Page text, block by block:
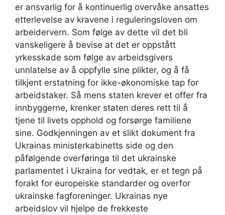
er ansvarlig for å kontinuerlig overvåke ansattes
etterlevelse av kravene i reguleringsloven om
arbeidervern. Som følge av dette vil det bli
vanskeligere å bevise at det er oppstått
yrkesskade som følge av arbeidsgivers
unnlatelse av å oppfylle sine plikter, og å få
tilkjent erstatning for ikke-økonomiske tap for
arbeidstaker. Så mens staten krever et offer fra
innbyggerne, krenker staten deres rett til å
tjene til livets opphold og forsørge familiene
sine. Godkjenningen av et slikt dokument fra
Ukrainas ministerkabinetts side og den
påfølgende overføringa til det ukrainske
parlamentet i Ukraina for vedtak, er et tegn på
forakt for europeiske standarder og overfor
ukrainske fagforeninger. Ukrainas nye
arbeidslov vil hjelpe de frekkeste